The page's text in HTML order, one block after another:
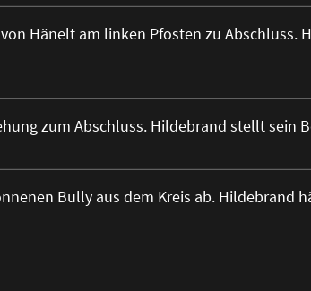
Hänelt am linken Pfosten zu Abschluss.
zum Abschluss. Hildebrand stellt sein
Bully aus dem Kreis ab. Hildebrand